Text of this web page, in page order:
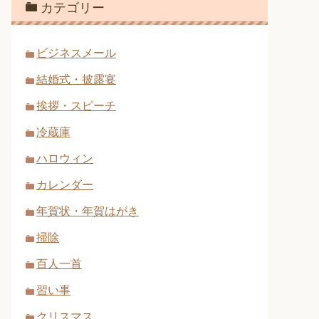
カテゴリー
ビジネスメール
結婚式・披露宴
挨拶・スピーチ
冷蔵庫
ハロウィン
カレンダー
年賀状・年賀はがき
掃除
百人一首
習い事
クリスマス